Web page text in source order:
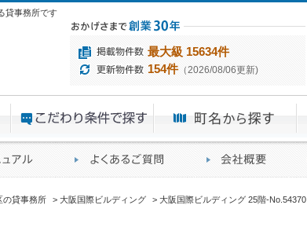
貸事務所です
最大級 15634件
154件（2026/08/06更新)
の貸事務所 大阪国際ビルディング 大阪国際ビルディング 25階-No.54370